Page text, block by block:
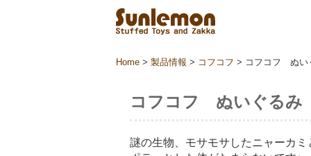
Home > 製品情報 > コフコフ > コフコフ ぬい
コフコフ ぬいぐるみ
謎の生物、モサモサしたニャーカ